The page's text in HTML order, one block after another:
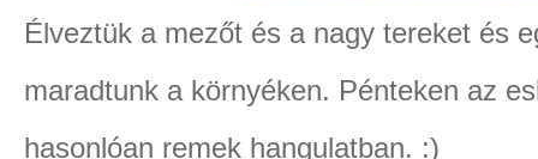
Élveztük a mezőt és a nagy tereket és
maradtunk a környéken. Pénteken az
hasonlóan remek hangulatban. :)